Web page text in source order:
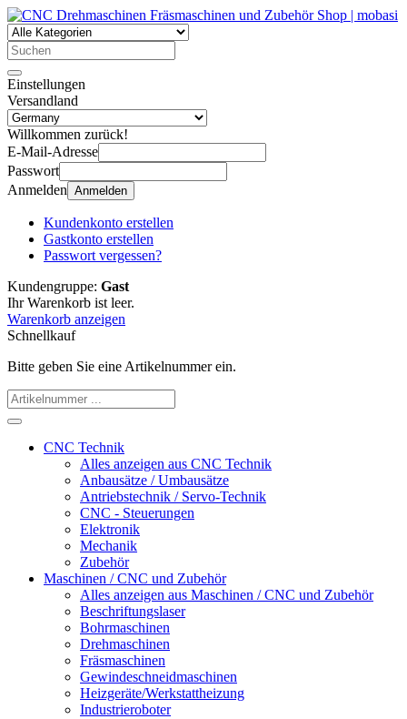
Einstellungen
Versandland
Willkommen zurück!
E-Mail-Adresse
Passwort
Anmelden Anmelden
Kundenkonto erstellen
Gastkonto erstellen
Passwort vergessen?
Kundengruppe: Gast
Ihr Warenkorb ist leer.
Warenkorb anzeigen
Schnellkauf
Bitte geben Sie eine Artikelnummer ein.
CNC Technik
Alles anzeigen aus CNC Technik
Anbausätze / Umbausätze
Antriebstechnik / Servo-Technik
CNC - Steuerungen
Elektronik
Mechanik
Zubehör
Maschinen / CNC und Zubehör
Alles anzeigen aus Maschinen / CNC und Zubehör
Beschriftungslaser
Bohrmaschinen
Drehmaschinen
Fräsmaschinen
Gewindeschneidmaschinen
Heizgeräte/Werkstattheizung
Industrieroboter